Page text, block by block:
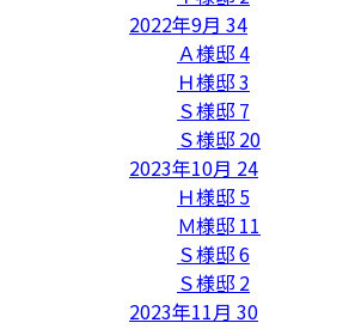
2022年9月 34
Ａ様邸4
Ｈ様邸3
Ｓ様邸 7
Ｓ様邸 20
2023年10月 24
Ｈ様邸 5
Ｍ様邸 11
Ｓ様邸6
Ｓ様邸 2
2023年11月 30